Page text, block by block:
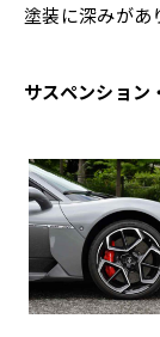
塗装に深みがあ
サスペンショ